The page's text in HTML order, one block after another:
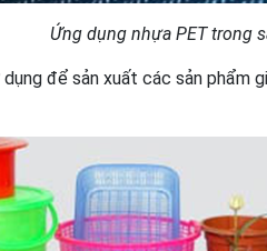
Ứng dụng nhựa PET trong
để sản xuất các sản phẩm